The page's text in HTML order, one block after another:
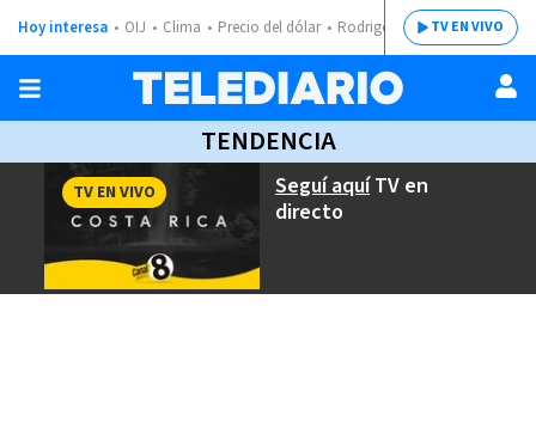
Hoy interesa OIJ Clima Precio del dólar Rodrigo ChavesTV EN VIVO
TENDENCIA
Seguí aquíTV en
directo
TV EN VIVO